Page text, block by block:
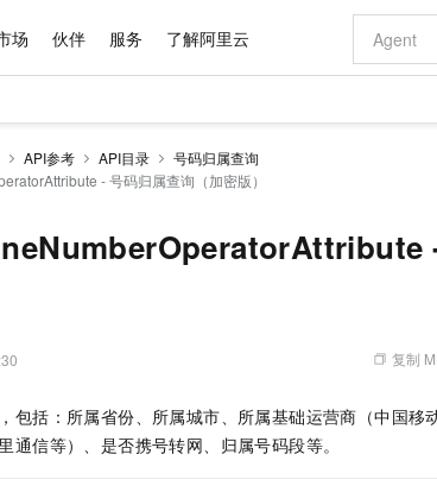
场 伙伴 服务 了解阿里云
API参考 API目录
号码归属查询
- 号码归属查询（加密版）
复制
包括：所属省份、所属城市、所属基础运营商（中国移
通信等）、是否携号转网、归属号码段等。
Deepseek-v4-pro
服务
覆盖公网/内网、递归/权威、移动APP等全场景解析服务
域名与网站
对象存储 OSS
Qoder CN
基于千问大模型等，支持代码智能生成、研发智能问答
云数
面向
云原
NEW
家
让AI从“聊天伙伴”进化为能干活的“数字员工”
睿译宝，AI翻译排版一步到位
GLM-5.2：长任务时代开源旗舰模型
Claude Code + GStack 打造工程团队
安装技能 GStack，拥有专属 AI 工程团队
即刻
低代
元代金券
AI 特惠
智启 AI 普惠权益
阿里云 OPC 创新助力计划
Qwen3.8-Max 首发尝鲜，限时加量 10 倍，夜间低至2
千问办公，限时限量积分加倍
你的AI工作搭子，覆盖日常办公高频场景
AI
AI 电
图文
AI 建站
0 代
价格计算器
自助选配和估算价格
价格优势
配
数据与 API
数据集
天气预报查询
基
JAVA
划
成为产品伙伴
产品生态集成认证中心
产品生态伙伴工作台
产
云存
云网
计划
企业增值服务
企业支持计划
企业增值服务台
创新中心
阿
健康
最佳实践
云上春晚
客户案例
市
魔
魔搭